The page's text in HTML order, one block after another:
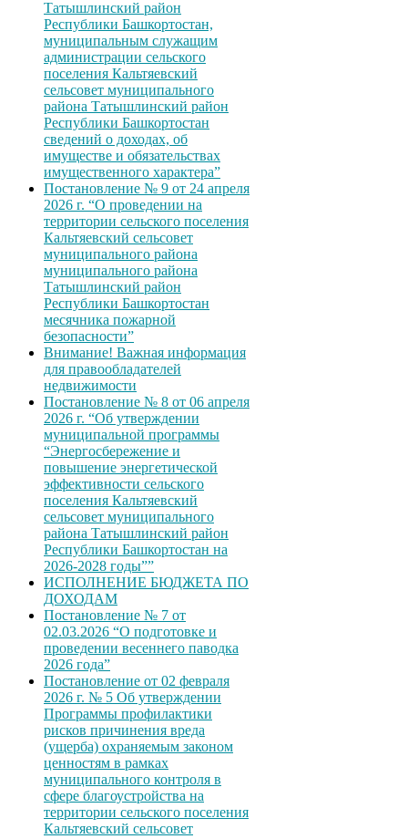
Татышлинский район
Республики Башкортостан,
муниципальным служащим
администрации сельского
поселения Кальтяевский
сельсовет муниципального
района Татышлинский район
Республики Башкортостан
сведений о доходах, об
имуществе и обязательствах
имущественного характера”
Постановление № 9 от 24 апреля
2026 г. “О проведении на
территории сельского поселения
Кальтяевский сельсовет
муниципального района
муниципального района
Татышлинский район
Республики Башкортостан
месячника пожарной
безопасности”
Внимание! Важная информация
для правообладателей
недвижимости
Постановление № 8 от 06 апреля
2026 г. “Об утверждении
муниципальной программы
“Энергосбережение и
повышение энергетической
эффективности сельского
поселения Кальтяевский
сельсовет муниципального
района Татышлинский район
Республики Башкортостан на
2026-2028 годы””
ИСПОЛНЕНИЕ БЮДЖЕТА ПО
ДОХОДАМ
Постановление № 7 от
02.03.2026 “О подготовке и
проведении весеннего паводка
2026 года”
Постановление от 02 февраля
2026 г. № 5 Об утверждении
Программы профилактики
рисков причинения вреда
(ущерба) охраняемым законом
ценностям в рамках
муниципального контроля в
сфере благоустройства на
территории сельского поселения
Кальтяевский сельсовет